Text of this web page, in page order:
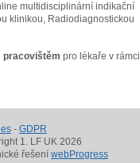
multidisciplinární indikační
klinikou, Radiodiagnostickou
pracovištěm pro lékaře v rámci
- GDPR
1. LF UK 2026
řešení webProgress